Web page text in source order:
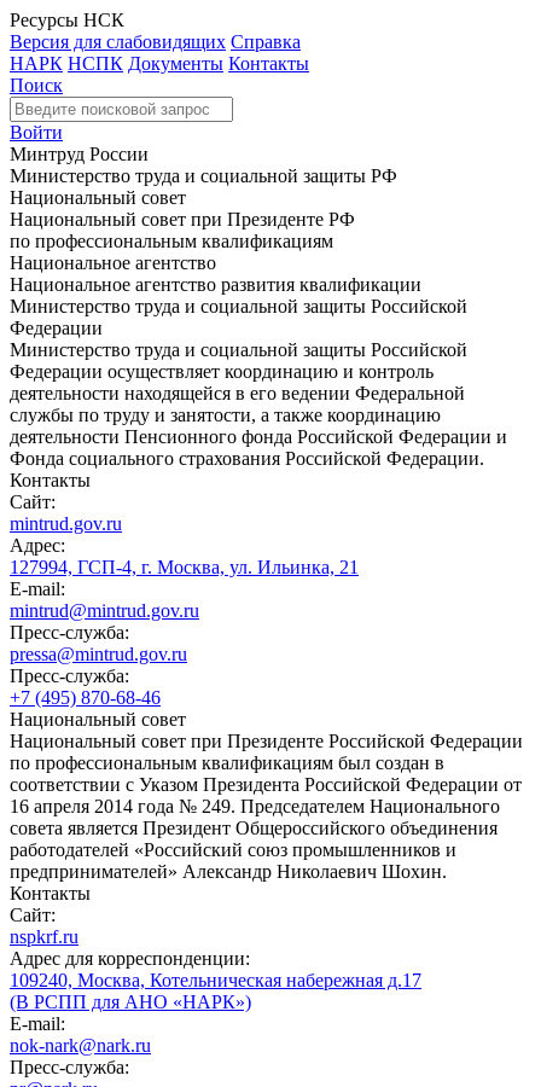
Ресурсы НСК
Версия для слабовидящих Справка
НАРК НСПК Документы Контакты
Поиск
Войти
Минтруд России
Министерство труда и социальной защиты РФ
Национальный совет
Национальный совет при Президенте РФ
по профессиональным квалификациям
Национальное агентство
Национальное агентство развития квалификации
Министерство труда и социальной защиты Российской
Федерации
Министерство труда и социальной защиты Российской
Федерации осуществляет координацию и контроль
деятельности находящейся в его ведении Федеральной
службы по труду и занятости, а также координацию
деятельности Пенсионного фонда Российской Федерации и
Фонда социального страхования Российской Федерации.
Контакты
Сайт:
mintrud.gov.ru
Адрес:
127994, ГСП-4, г. Москва, ул. Ильинка, 21
E-mail:
mintrud@mintrud.gov.ru
Пресс-служба:
pressa@mintrud.gov.ru
Пресс-служба:
+7 (495) 870-68-46
Национальный совет
Национальный совет при Президенте Российской Федерации
по профессиональным квалификациям был создан в
соответствии с Указом Президента Российской Федерации от
16 апреля 2014 года № 249. Председателем Национального
совета является Президент Общероссийского объединения
работодателей «Российский союз промышленников и
предпринимателей» Александр Николаевич Шохин.
Контакты
Сайт:
nspkrf.ru
Адрес для корреспонденции:
109240, Москва, Котельническая набережная д.17
(В РСПП для АНО «НАРК»)
E-mail:
nok-nark@nark.ru
Пресс-служба: